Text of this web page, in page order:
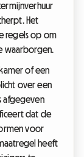
Het
regels op om
waarborgen.
of een
over een
afgegeven
dat de
voor
heeft